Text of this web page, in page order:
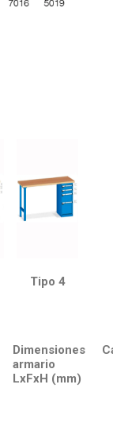
Tipo 4
Dimensiones
armario
LxFxH (mm)